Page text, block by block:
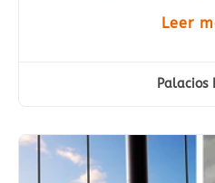
Leer
Palacios